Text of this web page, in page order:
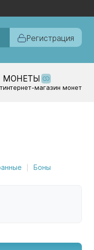
Регистрация
МОНЕТЫ
интернет-магазин монет
Боны